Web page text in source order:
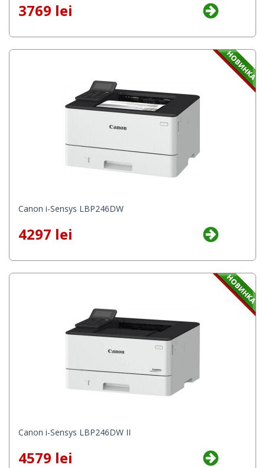
3769 lei
Canon i-Sensys LBP246DW
4297 lei
Canon i-Sensys LBP246DW II
4579 lei